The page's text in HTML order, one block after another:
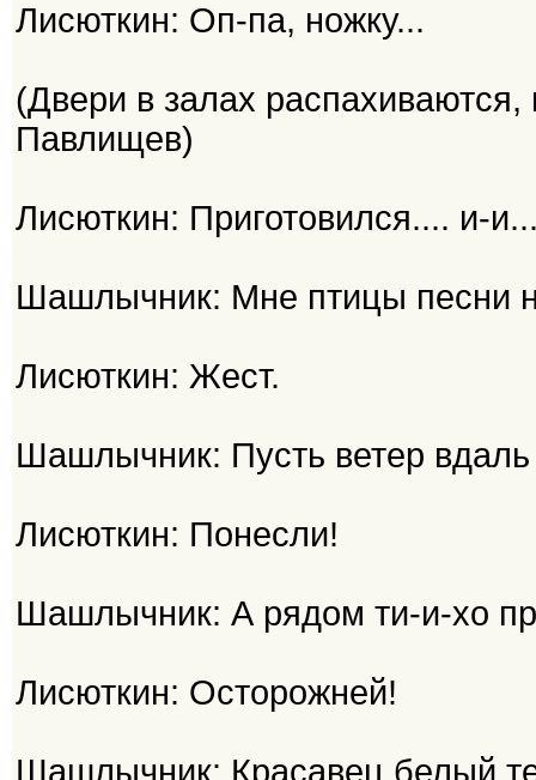
Лисюткин: Оп-па, ножку...
(Двери в залах
Павлищев)
Лисюткин: Приготовился.... и-
Шашлычник: Мне птицы песни
Лисюткин: Жест.
Шашлычник: Пусть ветер вдаль
Лисюткин: Понесли!
Шашлычник: А рядом ти-и-хо
Лисюткин: Осторожней!
Шашлычник: Красавец белый